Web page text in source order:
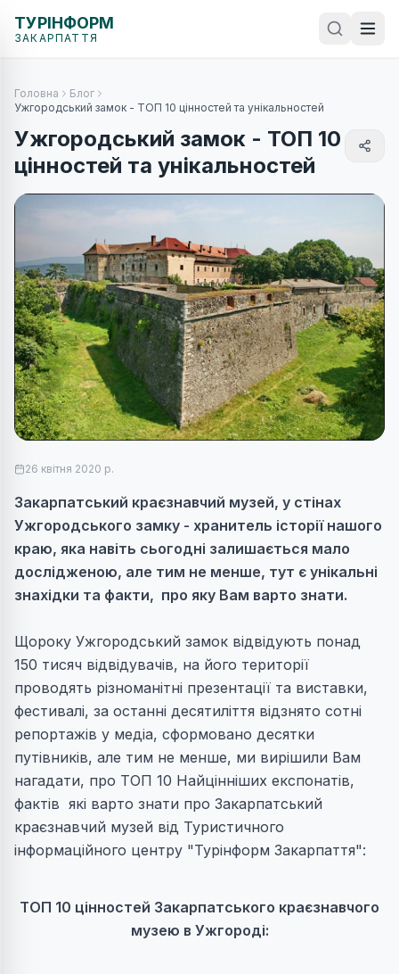
ТУРІНФОРМ
ЗАКАРПАТТЯ
Головна
Блог
Ужгородський замок - ТОП 10 цінностей та унікальностей
Ужгородський замок - ТОП 10
цінностей та унікальностей
26 квітня 2020 р.
Закарпатський краєзнавчий музей, у стінах
Ужгородського замку - хранитель історії нашого
краю, яка навіть сьогодні залишається мало
дослідженою, але тим не менше, тут є унікальні
знахідки та факти, про яку Вам варто знати.
Щороку Ужгородський замок відвідують понад
150 тисяч відвідувачів, на його території
проводять різноманітні презентації та виставки,
фестивалі, за останні десятиліття відзнято сотні
репортажів у медіа, сформовано десятки
путівників, але тим не менше, ми вирішили Вам
нагадати, про ТОП 10 Найцінніших експонатів,
фактів які варто знати про Закарпатський
краєзнавчий музей від Туристичного
інформаційного центру "Турінформ Закарпаття":
ТОП 10 цінностей Закарпатського краєзнавчого
музею в Ужгороді: